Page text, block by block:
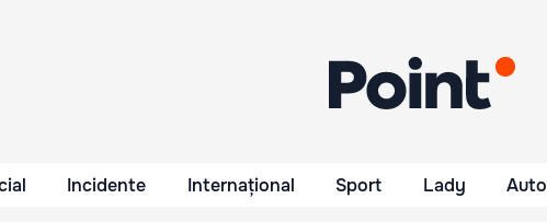
Incidente Internațional Sport Lady Auto